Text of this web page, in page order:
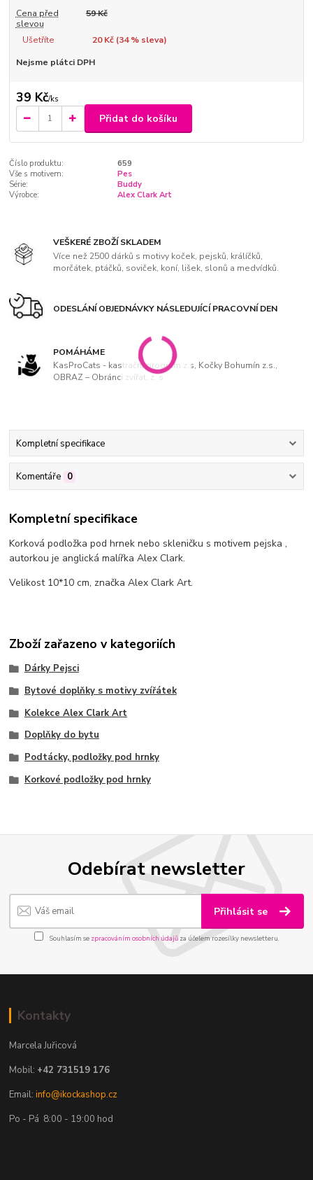
Cena před
slevou
59 Kč
Ušetříte 20 Kč (34% sleva)
Nejsme plátci DPH
39 Kč/ks
Přidat do košíku
Číslo produktu:
659
Vše s motivem:
Pes
Série:
Buddy
Výrobce:
Alex Clark Art
VEŠKERÉ ZBOŽÍ SKLADEM
Více než 2500 dárků s motivy koček, pejsků, králíčků,
morčátek, ptáčků, soviček, koní, lišek, slonů a medvídků.
ODESLÁNÍ OBJEDNÁVKY NÁSLEDUJÍCÍ PRACOVNÍ DEN
POMÁHÁME
KasProCats - kastrační program z.s, Kočky Bohumín z.s.,
OBRAZ – Obránci zvířat, z. s
Kompletní specifikace
Komentáře 0
Kompletní specifikace
Korková podložka pod hrnek nebo skleničku s motivem pejska ,
autorkou je anglická malířka Alex Clark.
Velikost 10*10 cm, značka Alex Clark Art.
Zboží zařazeno v kategoriích
Dárky Pejsci
Bytové doplňky s motivy zvířátek
Kolekce Alex Clark Art
Doplňky do bytu
Podtácky, podložky pod hrnky
Korkové podložky pod hrnky
Odebírat newsletter
Přihlásit se
Souhlasím se zpracováním osobních údajůza účelem rozesílky newsletteru.
Kontakty
Marcela Juřicová
Mobil: +42 731519 176
Email:info@ikockashop.cz
Po - Pá 8:00 - 19:00 hod